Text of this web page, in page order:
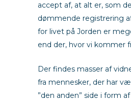
accept af, at alt er, som
dømmende registrering
for livet på Jorden er
end der, hvor vi kommer
Der findes masser af
fra mennesker, der har
”den anden” side i form